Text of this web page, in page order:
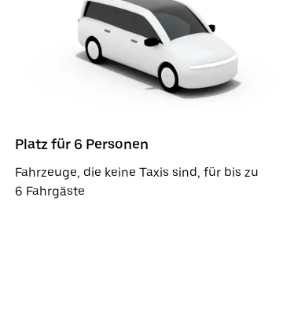
Platz für 6 Personen
Fahrzeuge, die keine Taxis sind, für bis zu
6 Fahrgäste